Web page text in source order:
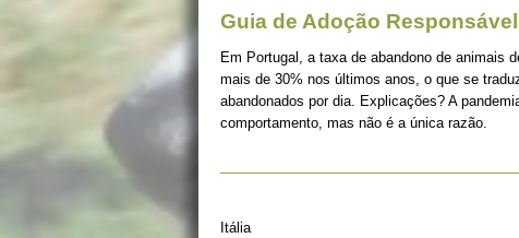
Guia de Adoção Responsável
Em Portugal, a taxa de abandono de animais
mais de 30% nos últimos anos, o que se
abandonados por dia. Explicações? A
comportamento, mas não é a única razão.
Itália